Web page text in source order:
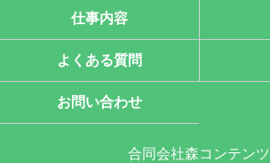
仕事内容
よくある質問
お問い合わせ
合同会社森コンテンツ